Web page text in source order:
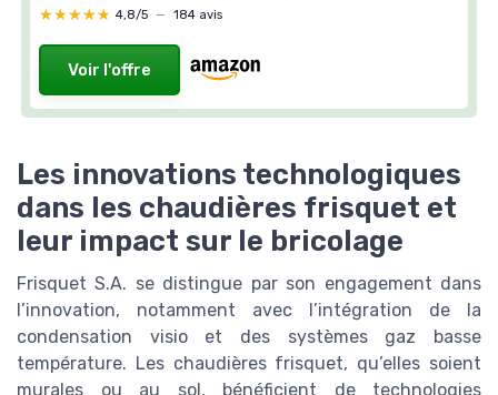
★★★★★
★★★★★ 4,8/5 — 184 avis
Voir l'offre
Les innovations technologiques
dans les chaudières frisquet et
leur impact sur le bricolage
Frisquet S.A. se distingue par son engagement dans
l’innovation, notamment avec l’intégration de la
condensation visio et des systèmes gaz basse
température. Les chaudières frisquet, qu’elles soient
murales ou au sol, bénéficient de technologies